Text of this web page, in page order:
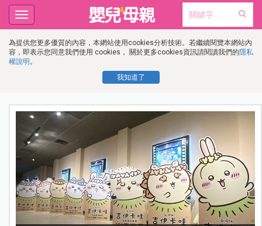
為提供您更多優質的內容，本網站使用cookies分析技術。若繼續閱覽本網站內
容，即表示您同意我們使用 cookies， 關於更多cookies資訊請閱讀我們的隱私
權說明 。
我知道了
Toggle
navigation